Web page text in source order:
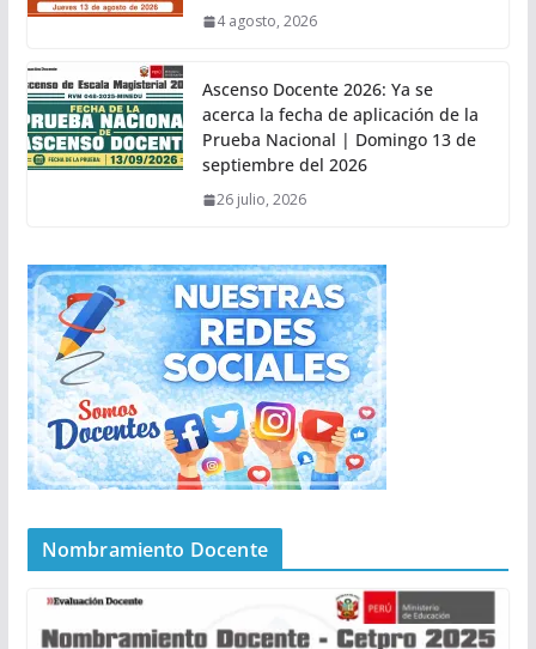
4 agosto, 2026
Ascenso Docente 2026: Ya se
acerca la fecha de aplicación de la
Prueba Nacional | Domingo 13 de
septiembre del 2026
26 julio, 2026
Nombramiento Docente